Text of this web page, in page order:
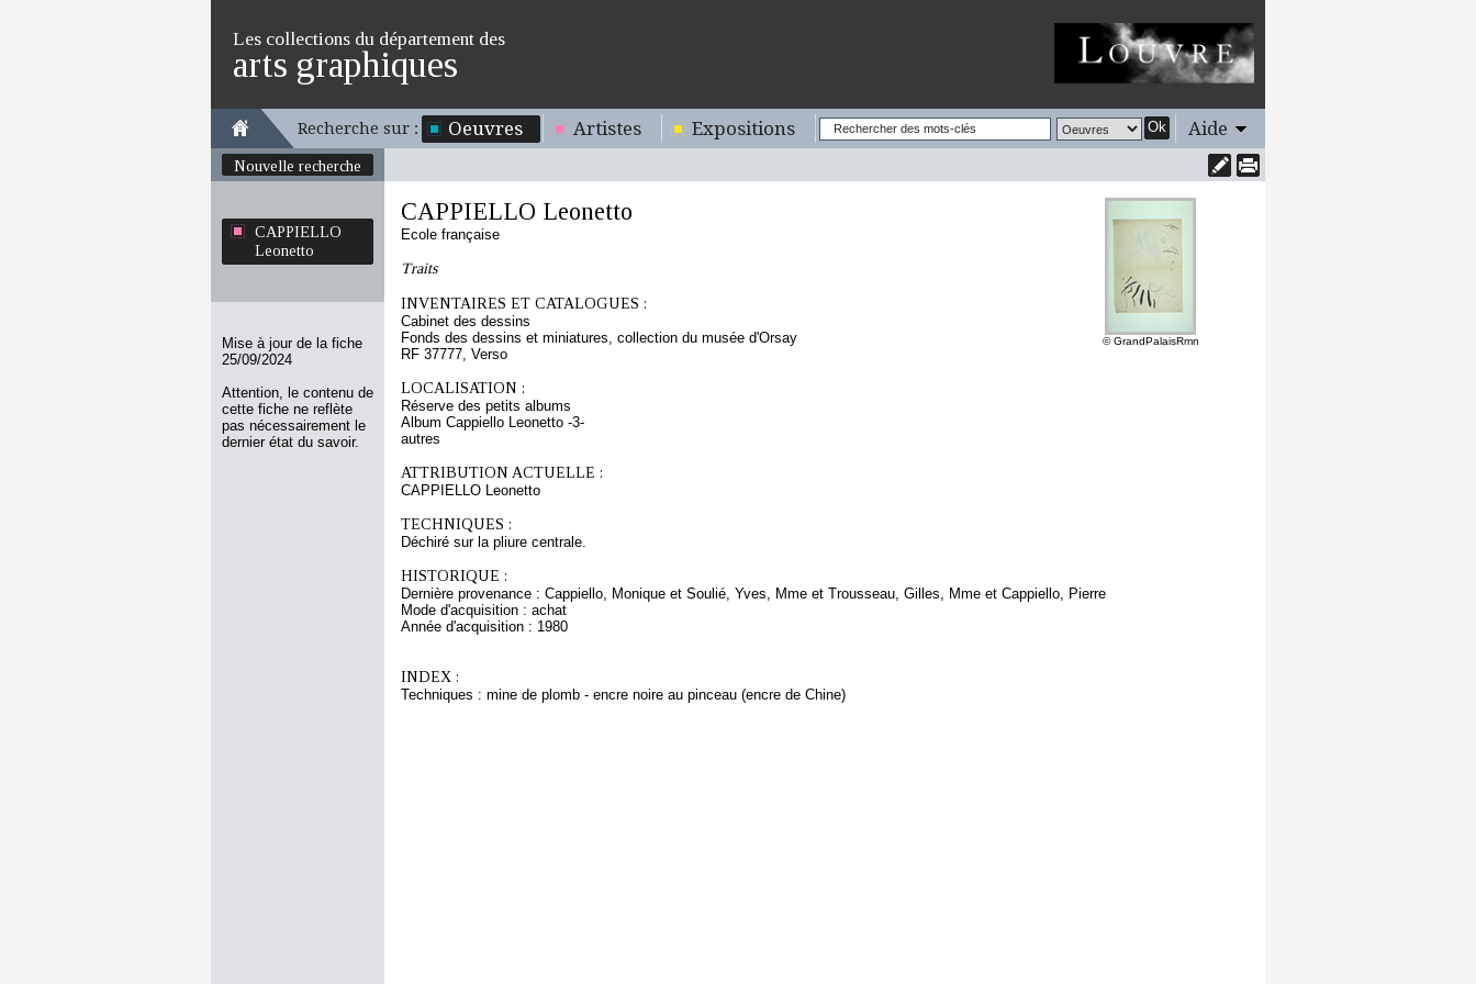
Les collections du département des
arts graphiques
Recherche sur : Oeuvres Artistes Expositions Ok Aide
Nouvelle recherche
CAPPIELLO
Leonetto
Mise à jour de la fiche
25/09/2024
Attention, le contenu de
cette fiche ne reflète
pas nécessairement le
dernier état du savoir.
© GrandPalaisRmn
CAPPIELLO Leonetto
Ecole française
Traits
INVENTAIRES ET CATALOGUES :
Cabinet des dessins
Fonds des dessins et miniatures, collection du musée d'Orsay
RF 37777, Verso
LOCALISATION :
Réserve des petits albums
Album Cappiello Leonetto -3-
autres
ATTRIBUTION ACTUELLE :
CAPPIELLO Leonetto
TECHNIQUES :
Déchiré sur la pliure centrale.
HISTORIQUE :
Dernière provenance : Cappiello, Monique et Soulié, Yves, Mme et Trousseau, Gilles, Mme et Cappiello, Pierre
Mode d'acquisition : achat
Année d'acquisition : 1980
INDEX :
Techniques : mine de plomb - encre noire au pinceau (encre de Chine)